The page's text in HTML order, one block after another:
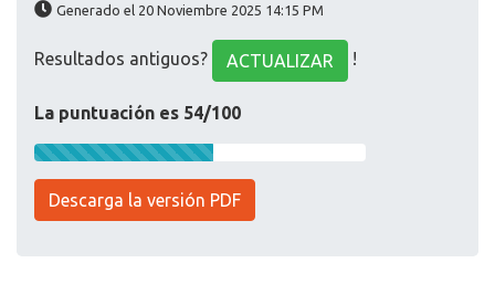
Generado el 20 Noviembre 2025 14:15 PM
Resultados antiguos? ACTUALIZAR !
La puntuación es 54/100
Descarga la versión PDF